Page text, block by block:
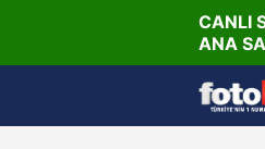
CANLI
ANA
Winner Match 12